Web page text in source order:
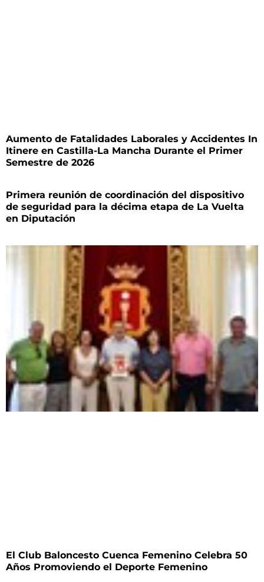
Aumento de Fatalidades Laborales y Accidentes In
Itinere en Castilla-La Mancha Durante el Primer
Semestre de 2026
Primera reunión de coordinación del dispositivo
de seguridad para la décima etapa de La Vuelta
en Diputación
El Club Baloncesto Cuenca Femenino Celebra 50
Años Promoviendo el Deporte Femenino